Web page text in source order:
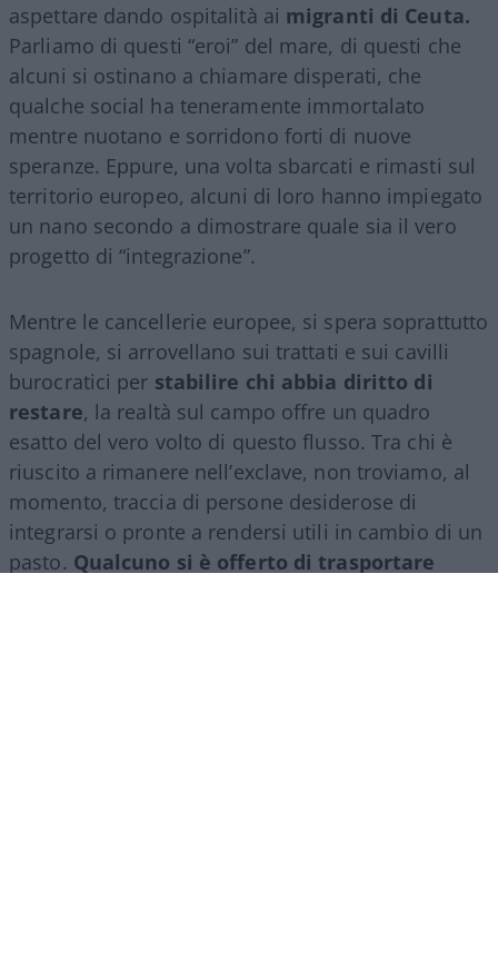
aspettare dando ospitalità ai migranti di Ceuta.
Parliamo di questi “eroi” del mare, di questi che
alcuni si ostinano a chiamare disperati, che
qualche social ha teneramente immortalato
mentre nuotano e sorridono forti di nuove
speranze. Eppure, una volta sbarcati e rimasti sul
territorio europeo, alcuni di loro hanno impiegato
un nano secondo a dimostrare quale sia il vero
progetto di “integrazione”.
Mentre le cancellerie europee, si spera soprattutto
spagnole, si arrovellano sui trattati e sui cavilli
burocratici per stabilire chi abbia diritto di
restare, la realtà sul campo offre un quadro
esatto del vero volto di questo flusso. Tra chi è
riuscito a rimanere nell’exclave, non troviamo, al
momento, traccia di persone desiderose di
integrarsi o pronte a rendersi utili in cambio di un
pasto. Qualcuno si è offerto di trasportare